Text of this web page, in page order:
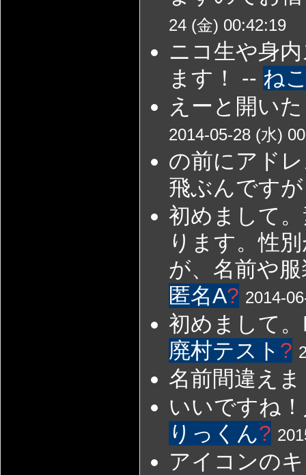
24 (金) 00:42:19
ニコ生や身
ます！ -- ね
えーと開い
2014-05-28 (水)
の前にアド
飛ぶんです
初めまして
ります。性
が、名前や
匿名A? 2014-
初めまして
廃村テスト ?
名前間違え
いいですね
りっくん?
アイコンの